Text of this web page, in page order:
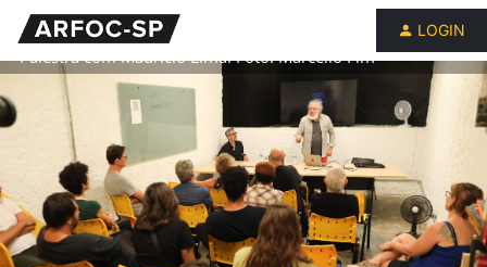
LOGIN
Palestra com Maurício Lima. Foto: Marcello Fim